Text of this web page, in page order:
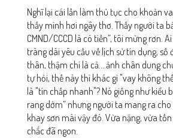
Nghĩ lại cái lần làm thủ tục cho khoản
thấy mình hơi ngây thơ. Thấy người ta
CMND/CCCD là có tiền”, tôi mừng rơn.
tràng dài yêu cầu về lịch sử tín dụng, số
thân, thậm chí là cả… ảnh chân dung
tự hỏi, thế này thì khác gì "vay không
là "tín chấp nhanh"? Nó giống như kiểu
rang dởm” nhưng người ta mang ra
khay sơn mài vậy đó. Vừa nặng, vừa
chắc đã ngon.